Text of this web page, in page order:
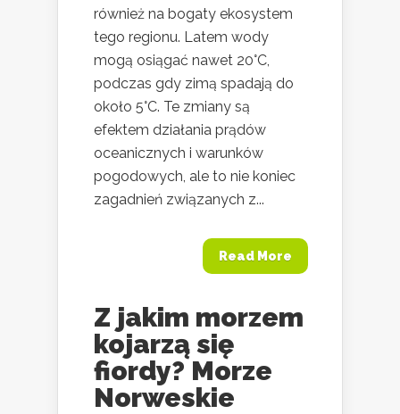
również na bogaty ekosystem
tego regionu. Latem wody
mogą osiągać nawet 20°C,
podczas gdy zimą spadają do
około 5°C. Te zmiany są
efektem działania prądów
oceanicznych i warunków
pogodowych, ale to nie koniec
zagadnień związanych z...
Read More
Z jakim morzem
kojarzą się
fiordy? Morze
Norweskie